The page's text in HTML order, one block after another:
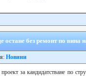
без ремонт по вина
Новини
проект за кандидатстване по